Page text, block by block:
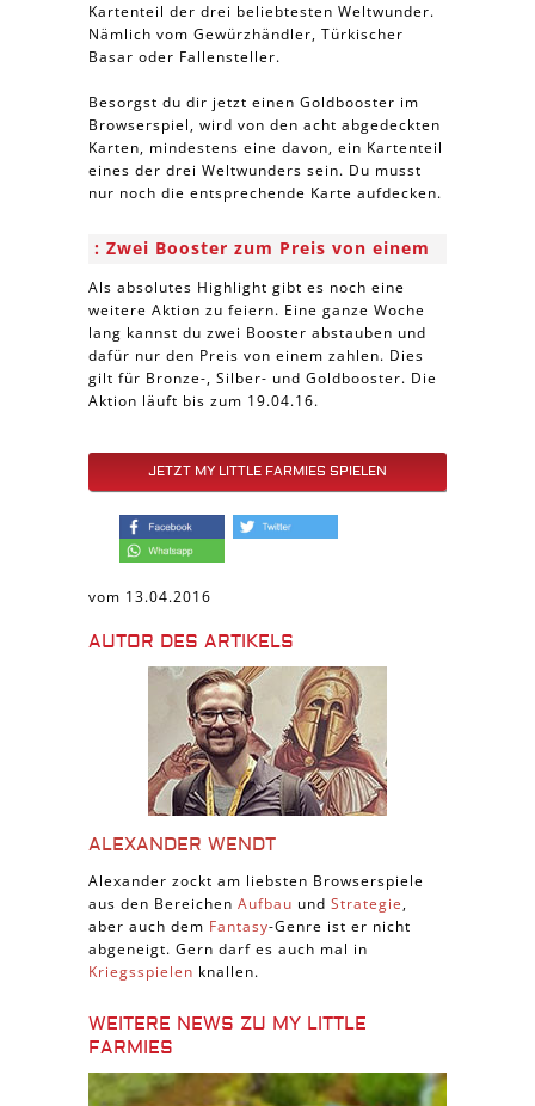
Kartenteil der drei beliebtesten Weltwunder.
Nämlich vom Gewürzhändler, Türkischer
Basar oder Fallensteller.
Besorgst du dir jetzt einen Goldbooster im
Browserspiel, wird von den acht abgedeckten
Karten, mindestens eine davon, ein Kartenteil
eines der drei Weltwunders sein. Du musst
nur noch die entsprechende Karte aufdecken.
Zwei Booster zum Preis von einem
Als absolutes Highlight gibt es noch eine
weitere Aktion zu feiern. Eine ganze Woche
lang kannst du zwei Booster abstauben und
dafür nur den Preis von einem zahlen. Dies
gilt für Bronze-, Silber- und Goldbooster. Die
Aktion läuft bis zum 19.04.16.
JETZT MY LITTLE FARMIES SPIELEN
vom 13.04.2016
AUTOR DES ARTIKELS
ALEXANDER WENDT
Alexander zockt am liebsten Browserspiele
aus den Bereichen Aufbau und Strategie,
aber auch dem Fantasy-Genre ist er nicht
abgeneigt. Gern darf es auch mal in
Kriegsspielen knallen.
WEITERE NEWS ZU MY LITTLE
FARMIES